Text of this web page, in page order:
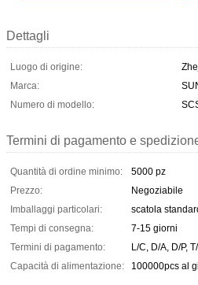
Dettagli
Luogo di origine:
Marca:
Numero di modello:
Termini di pagamento e
Quantità di ordine minimo:
5000 pz
Prezzo:
Negoziabile
Imballaggi particolari:
scatola
Tempi di consegna:
7-15 giorni
Termini di pagamento:
L/C, D/A, D/P,
Capacità di alimentazione:
100000pcs al